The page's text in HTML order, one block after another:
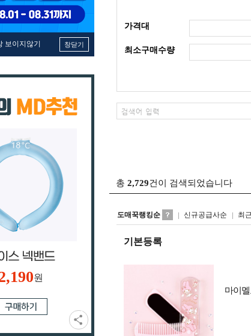
보이지않기 창닫기
원
가격대
최소구매수량
총 2,729건이 검색되었습니다
도매꾹랭킹순 신규공급사순 최
기본등록
마이